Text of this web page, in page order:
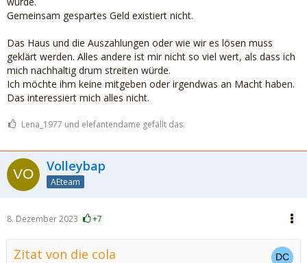
Gemeinsam gespartes Geld existiert nicht.
Das Haus und die Auszahlungen oder wie wir es lösen muss
geklärt werden. Alles andere ist mir nicht so viel wert, als dass ich
mich nachhaltig drum streiten würde.
Ich möchte ihm keine mitgeben oder irgendwas an Macht haben.
Das interessiert mich alles nicht.
Lena_1977 und elefantendame gefällt das.
Volleybap
AEteam
8. Dezember 2023 +7
Zitat von die cola